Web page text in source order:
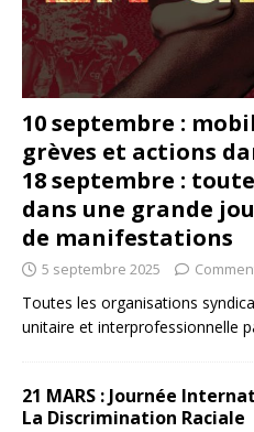
10 septembre :
grèves et actions
18 septembre :
dans une grande
de manifestations
5 septembre 2025
Toutes les organisations
unitaire et interprofessionnelle
21 MARS : Journée
La Discrimination Raciale